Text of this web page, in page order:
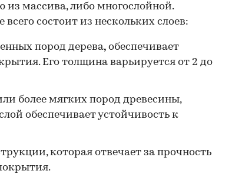
из массива, либо многослойной.
состоит из нескольких слоев:
пород дерева, обеспечивает
Его толщина варьируется от 2 до
более мягких пород древесины,
обеспечивает устойчивость к
которая отвечает за прочность